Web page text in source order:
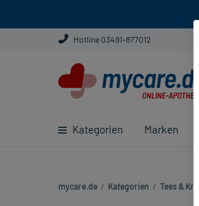
Hotline 03491-877012
Kategorien Marken
mycare.de / Kategorien / Tees &